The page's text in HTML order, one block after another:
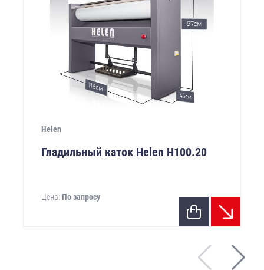
Helen
Гладильный каток Helen Н100.20
Цена: По запросу